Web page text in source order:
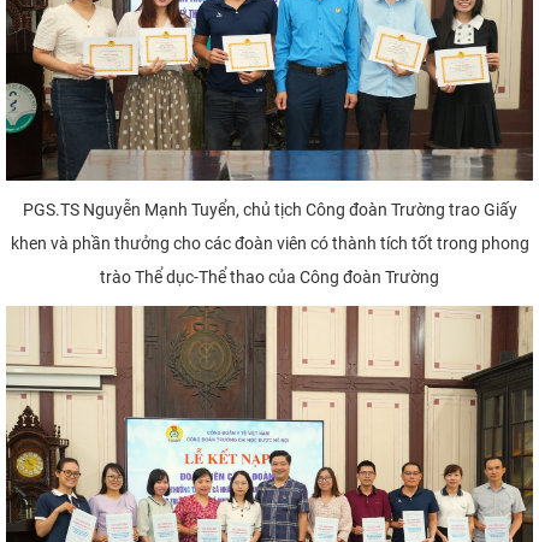
PGS.TS Nguyễn Mạnh Tuyển, chủ tịch Công đoàn Trường trao Giấy
khen và phần thưởng cho các đoàn viên có thành tích tốt trong phong
trào Thể dục-Thể thao của Công đoàn Trường